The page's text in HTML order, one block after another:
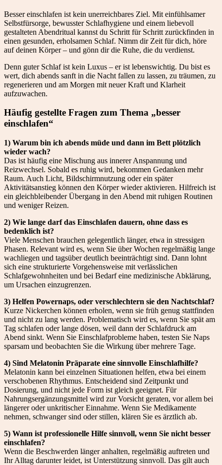
Besser einschlafen ist kein unerreichbares Ziel. Mit einfühlsamer
Selbstfürsorge, bewusster Schlafhygiene und einem liebevoll
gestalteten Abendritual kannst du Schritt für Schritt zurückfinden in
einen gesunden, erholsamen Schlaf. Nimm dir Zeit für dich, höre
auf deinen Körper – und gönn dir die Ruhe, die du verdienst.
Denn guter Schlaf ist kein Luxus – er ist lebenswichtig. Du bist es
wert, dich abends sanft in die Nacht fallen zu lassen, zu träumen, zu
regenerieren und am Morgen mit neuer Kraft und Klarheit
aufzuwachen.
Häufig gestellte Fragen zum Thema „besser
einschlafen“
1) Warum bin ich abends müde und dann im Bett plötzlich
wieder wach?
Das ist häufig eine Mischung aus innerer Anspannung und
Reizwechsel. Sobald es ruhig wird, bekommen Gedanken mehr
Raum. Auch Licht, Bildschirmnutzung oder ein später
Aktivitätsanstieg können den Körper wieder aktivieren. Hilfreich ist
ein gleichbleibender Übergang in den Abend mit ruhigen Routinen
und weniger Reizen.
2) Wie lange darf das Einschlafen dauern, ohne dass es
bedenklich ist?
Viele Menschen brauchen gelegentlich länger, etwa in stressigen
Phasen. Relevant wird es, wenn Sie über Wochen regelmäßig lange
wachliegen und tagsüber deutlich beeinträchtigt sind. Dann lohnt
sich eine strukturierte Vorgehensweise mit verlässlichen
Schlafgewohnheiten und bei Bedarf eine medizinische Abklärung,
um Ursachen einzugrenzen.
3) Helfen Powernaps, oder verschlechtern sie den Nachtschlaf?
Kurze Nickerchen können erholen, wenn sie früh genug stattfinden
und nicht zu lang werden. Problematisch wird es, wenn Sie spät am
Tag schlafen oder lange dösen, weil dann der Schlafdruck am
Abend sinkt. Wenn Sie Einschlafprobleme haben, testen Sie Naps
sparsam und beobachten Sie die Wirkung über mehrere Tage.
4) Sind Melatonin Präparate eine sinnvolle Einschlafhilfe?
Melatonin kann bei einzelnen Situationen helfen, etwa bei einem
verschobenen Rhythmus. Entscheidend sind Zeitpunkt und
Dosierung, und nicht jede Form ist gleich geeignet. Für
Nahrungsergänzungsmittel wird zur Vorsicht geraten, vor allem bei
längerer oder unkritischer Einnahme. Wenn Sie Medikamente
nehmen, schwanger sind oder stillen, klären Sie es ärztlich ab.
5) Wann ist professionelle Hilfe sinnvoll, wenn Sie nicht besser
einschlafen?
Wenn die Beschwerden länger anhalten, regelmäßig auftreten und
Ihr Alltag darunter leidet, ist Unterstützung sinnvoll. Das gilt auch